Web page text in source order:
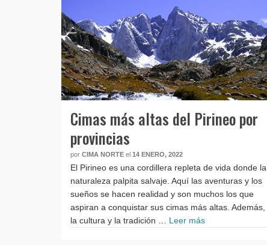
Cimas más altas del Pirineo por
provincias
por CIMA NORTE el 14 ENERO, 2022
El Pirineo es una cordillera repleta de vida donde la
naturaleza palpita salvaje. Aquí las aventuras y los
sueños se hacen realidad y son muchos los que
aspiran a conquistar sus cimas más altas. Además,
la cultura y la tradición … Leer más